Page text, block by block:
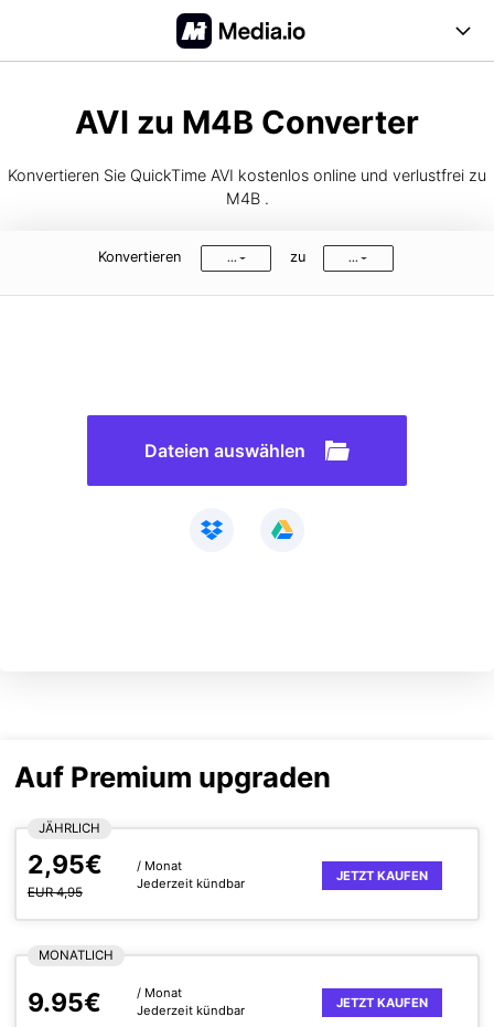
Support
Anleitung
AVI zu M4B Converter
Konvertieren Sie QuickTime AVI kostenlos online und verlustfrei zu
M4B .
Konvertieren ... zu ...
Dateien auswählen
Auf Premium upgraden
JÄHRLICH
2,95€
EUR 4,95
/ Monat
Jederzeit kündbar
JETZT KAUFEN
MONATLICH
9.95€
/ Monat
Jederzeit kündbar
JETZT KAUFEN